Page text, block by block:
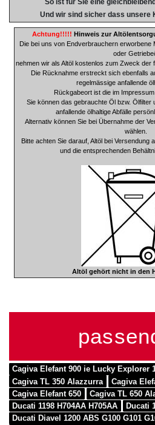
So ist für Sie eine
Und wir sind sicher dass unsere
Achtung!!!!! Hinweis zur
Die bei uns von Endverbrauchern erworbene
oder
nehmen wir als Altöl kostenlos zum Zweck der
Die Rücknahme erstreckt sich ebenfalls
regelmässige anfallende
Rückgabeort ist die im
Sie können das gebrauchte Öl bzw. Ölfilter
anfallende ölhaltige Abfälle
Alternativ können Sie bei Übernahme der
wählen.
Bitte achten Sie darauf, Altöl bei Versendung
und die entsprechenden
Altöl gehört nicht in den
Cagiva Elefant 900 ie Lucky Explorer
Cagiva TL 350 Alazzurra
Cagiva
Cagiva Elefant 650
Cagiva TL 650
Ducati 1198 H704AA H705AA
Ducati
Ducati Diavel 1200 ABS G100 G101